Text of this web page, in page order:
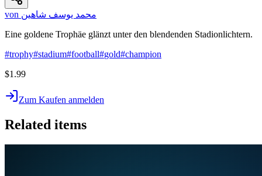
von محمد يوسف شاهين
Eine goldene Trophäe glänzt unter den blendenden Stadionlichtern.
#trophy#stadium#football#gold#champion
$1.99
Zum Kaufen anmelden
Related items